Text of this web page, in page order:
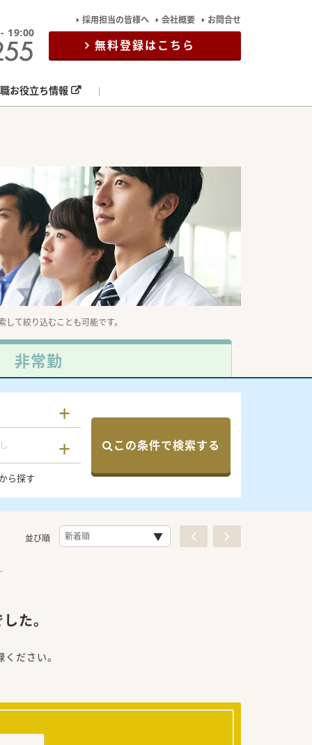
19:00
採用担当の皆様へ 会社概要 お問合せ
無料登録はこちら
お役立ち情報
て絞り込むことも可能です。
非常勤
ら探す
この条件で検索する
並び順
た。
ださい。